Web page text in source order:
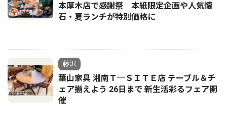
本厚木店で感謝祭 本紙限定企画や人気懐
石・夏ランチが特別価格に
藤沢
葉山家具 湘南Ｔ─ＳＩＴＥ店 テーブル＆チ
ェア揃えよう 26日まで 新生活彩るフェア開
催